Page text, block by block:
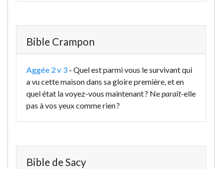
Bible Crampon
Aggée 2 v 3 - Quel est parmi vous le survivant qui
a vu cette maison dans sa gloire première, et en
quel état la voyez-vous maintenant ? Neparaît-elle
pas à vos yeux comme rien ?
Bible de Sacy